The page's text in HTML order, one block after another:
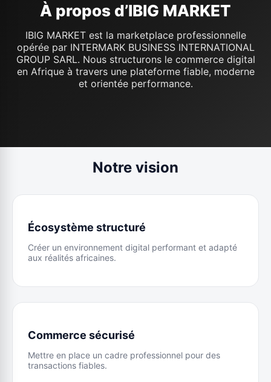
À propos d’IBIG MARKET
IBIG MARKET est la marketplace professionnelle
opérée par INTERMARK BUSINESS INTERNATIONAL
GROUP SARL. Nous structurons le commerce digital
en Afrique à travers une plateforme fiable, moderne
et orientée performance.
Notre vision
Écosystème structuré
Créer un environnement digital performant et adapté
aux réalités africaines.
Commerce sécurisé
Mettre en place un cadre professionnel pour des
transactions fiables.